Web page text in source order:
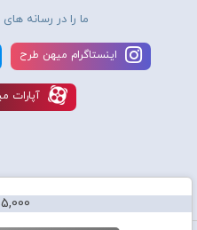
55,000
ما را در رسانه
اينستاگرام ميهن طرح
آپارات